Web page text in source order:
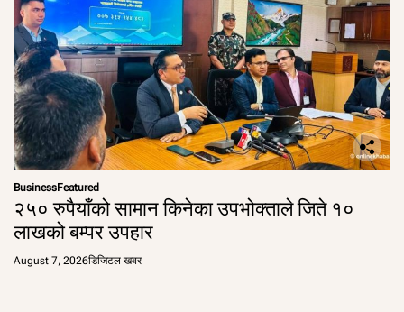
BusinessFeatured
२५० रुपैयाँको सामान किनेका उपभोक्ताले जिते १०
लाखको बम्पर उपहार
August 7, 2026डिजिटल खबर